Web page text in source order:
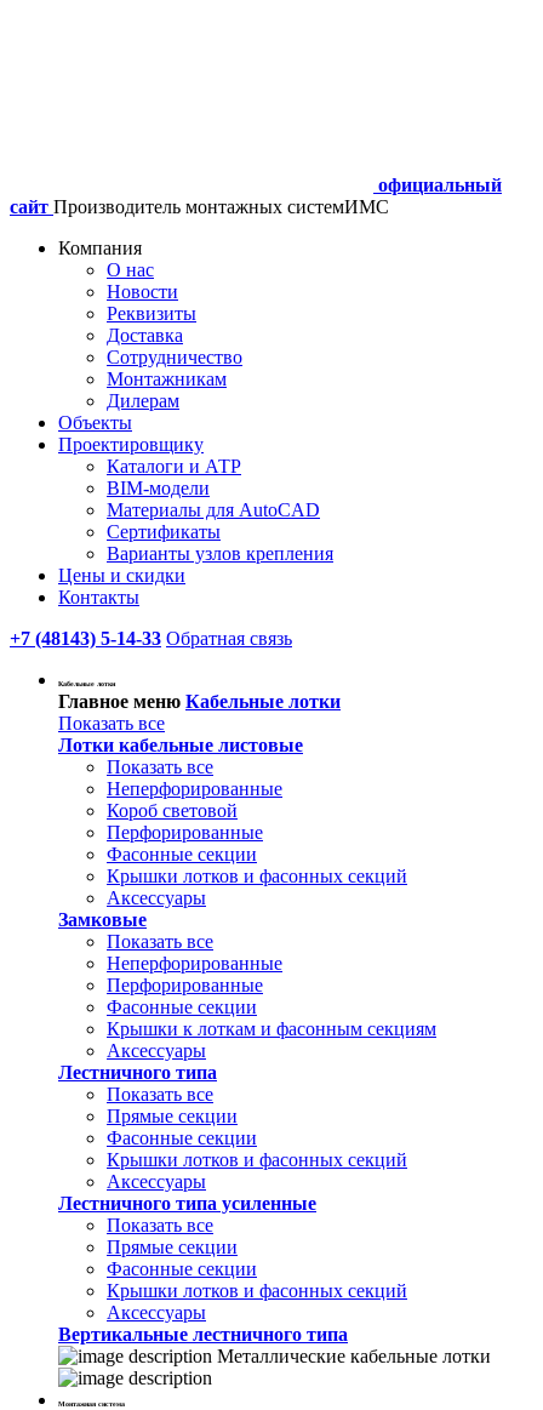
официальный
сайт Производитель монтажных системИМС
Компания
О нас
Новости
Реквизиты
Доставка
Сотрудничество
Монтажникам
Дилерам
Объекты
Проектировщику
Каталоги и АТР
BIM-модели
Материалы для AutoCAD
Сертификаты
Варианты узлов крепления
Цены и скидки
Контакты
+7 (48143) 5-14-33 Обратная связь
Кабельные лотки
Главное меню Кабельные лотки
Показать все
Лотки кабельные листовые
Показать все
Неперфорированные
Короб световой
Перфорированные
Фасонные секции
Крышки лотков и фасонных секций
Аксессуары
Замковые
Показать все
Неперфорированные
Перфорированные
Фасонные секции
Крышки к лоткам и фасонным секциям
Аксессуары
Лестничного типа
Показать все
Прямые секции
Фасонные секции
Крышки лотков и фасонных секций
Аксессуары
Лестничного типа усиленные
Показать все
Прямые секции
Фасонные секции
Крышки лотков и фасонных секций
Аксессуары
Вертикальные лестничного типа
Металлические кабельные лотки
Монтажная система